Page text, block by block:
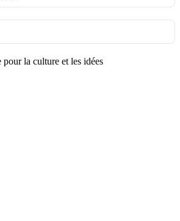
pour la culture et les idées